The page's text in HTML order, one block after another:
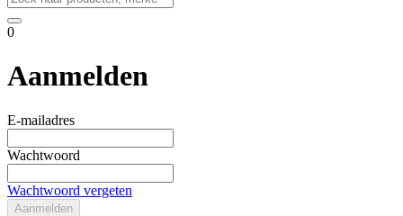
0
Aanmelden
E-mailadres
Wachtwoord
Wachtwoord vergeten
Aanmelden